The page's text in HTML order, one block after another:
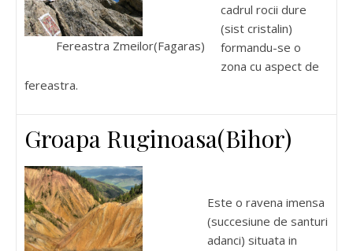
Fereastra Zmeilor(Fagaras)
cadrul rocii dure
(sist cristalin)
formandu-se o
zona cu aspect de
fereastra.
Groapa Ruginoasa(Bihor)
Este o ravena imensa
(succesiune de santuri
adanci) situata in